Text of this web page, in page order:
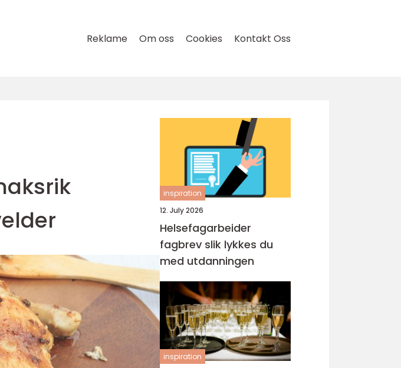
Reklame Om oss Cookies Kontakt Oss
inspiration
12. July 2026
Helsefagarbeider
fagbrev slik lykkes du
med utdanningen
inspiration